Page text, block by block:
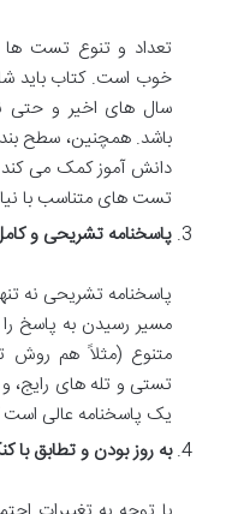
تعداد و تنوع تست
خوب است. کتاب باید
سال های اخیر و حتی
باشد. همچنین، سطح
دانش آموز کمک می کند
تست های متناسب با
پاسخنامه تشریحی و
پاسخنامه تشریحی نه
مسیر رسیدن به پاسخ
متنوع (مثلاً هم
تستی و تله های رایج،
یک پاسخنامه عالی است
به روز بودن و تطابق با